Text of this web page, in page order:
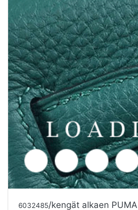
6032485/kengät alkaen PUMA
Tarjouspyyntö